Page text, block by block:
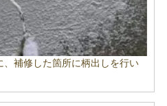
補修した箇所に柄出しを行い